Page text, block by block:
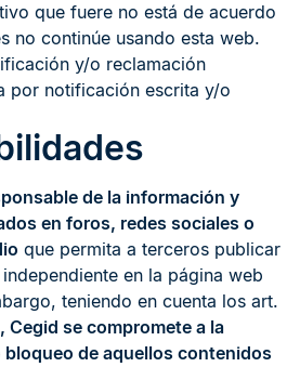
que fuere no está de acuerdo
no continúe usando esta web.
y/o reclamación
por notificación escrita y/o
de la información y
en foros, redes sociales o
que permita a terceros publicar
en la página web
teniendo en cuenta los art.
, Cegid se compromete a la
bloqueo de aquellos contenidos